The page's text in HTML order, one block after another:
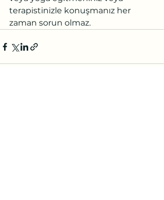
terapistinizle konuşmanız her
zaman sorun olmaz.